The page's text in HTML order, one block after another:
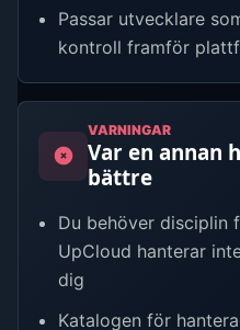
Passar utvecklare
kontroll framför
VARNINGAR
Var en annan
bättre
Du behöver disciplin
UpCloud hanterar
dig
Katalogen för